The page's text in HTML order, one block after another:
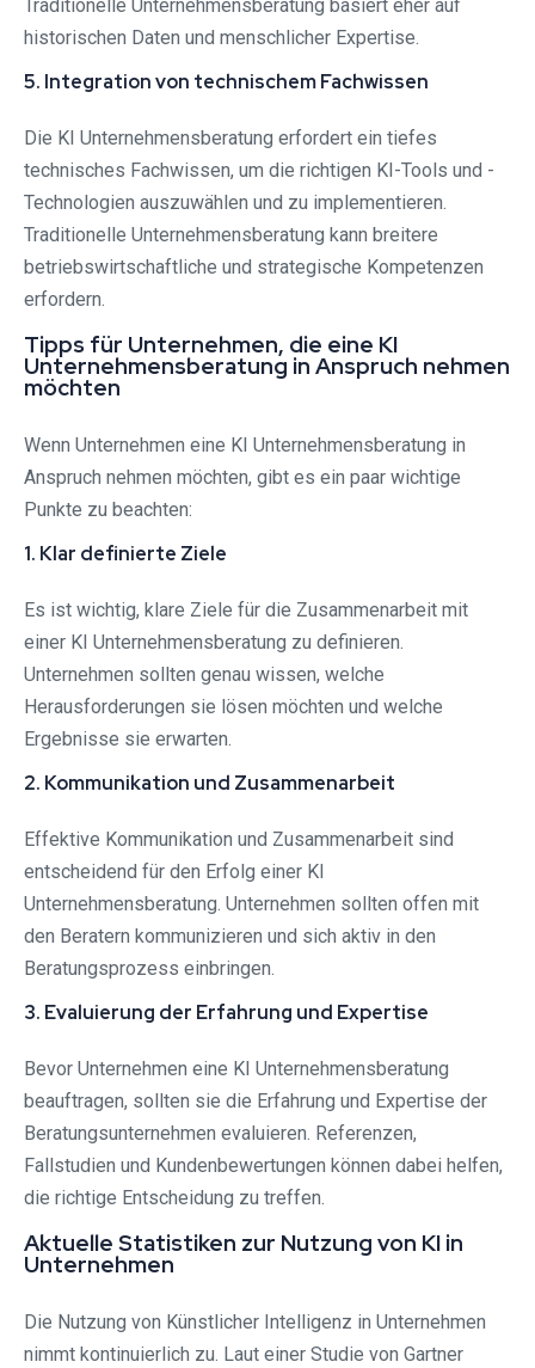
Traditionelle Unternehmensberatung basiert eher auf
historischen Daten und menschlicher Expertise.
5. Integration von technischem Fachwissen
Die KI Unternehmensberatung erfordert ein tiefes
technisches Fachwissen, um die richtigen KI-Tools und -
Technologien auszuwählen und zu implementieren.
Traditionelle Unternehmensberatung kann breitere
betriebswirtschaftliche und strategische Kompetenzen
erfordern.
Tipps für Unternehmen, die eine KI
Unternehmensberatung in Anspruch nehmen
möchten
Wenn Unternehmen eine KI Unternehmensberatung in
Anspruch nehmen möchten, gibt es ein paar wichtige
Punkte zu beachten:
1. Klar definierte Ziele
Es ist wichtig, klare Ziele für die Zusammenarbeit mit
einer KI Unternehmensberatung zu definieren.
Unternehmen sollten genau wissen, welche
Herausforderungen sie lösen möchten und welche
Ergebnisse sie erwarten.
2. Kommunikation und Zusammenarbeit
Effektive Kommunikation und Zusammenarbeit sind
entscheidend für den Erfolg einer KI
Unternehmensberatung. Unternehmen sollten offen mit
den Beratern kommunizieren und sich aktiv in den
Beratungsprozess einbringen.
3. Evaluierung der Erfahrung und Expertise
Bevor Unternehmen eine KI Unternehmensberatung
beauftragen, sollten sie die Erfahrung und Expertise der
Beratungsunternehmen evaluieren. Referenzen,
Fallstudien und Kundenbewertungen können dabei helfen,
die richtige Entscheidung zu treffen.
Aktuelle Statistiken zur Nutzung von KI in
Unternehmen
Die Nutzung von Künstlicher Intelligenz in Unternehmen
nimmt kontinuierlich zu. Laut einer Studie von Gartner